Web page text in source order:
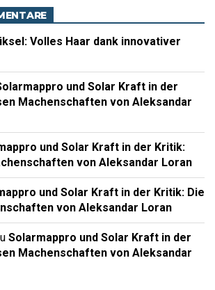
Volles Haar dank innovativer
und Solar Kraft in der
Machenschaften von Aleksandar
und Solar Kraft in der Kritik:
von Aleksandar Loran
und Solar Kraft in der Kritik: Die
von Aleksandar Loran
Solarmappro und Solar Kraft in der
Machenschaften von Aleksandar